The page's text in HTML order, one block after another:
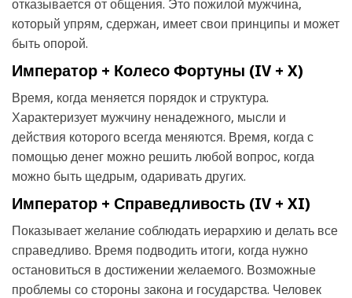
отказывается от общения. Это пожилой мужчина,
который упрям, сдержан, имеет свои принципы и может
быть опорой.
Император + Колесо Фортуны (IV + X)
Время, когда меняется порядок и структура.
Характеризует мужчину ненадежного, мысли и
действия которого всегда меняются. Время, когда с
помощью денег можно решить любой вопрос, когда
можно быть щедрым, одаривать других.
Император + Справедливость (IV + XI)
Показывает желание соблюдать иерархию и делать все
справедливо. Время подводить итоги, когда нужно
остановиться в достижении желаемого. Возможные
проблемы со стороны закона и государства. Человек